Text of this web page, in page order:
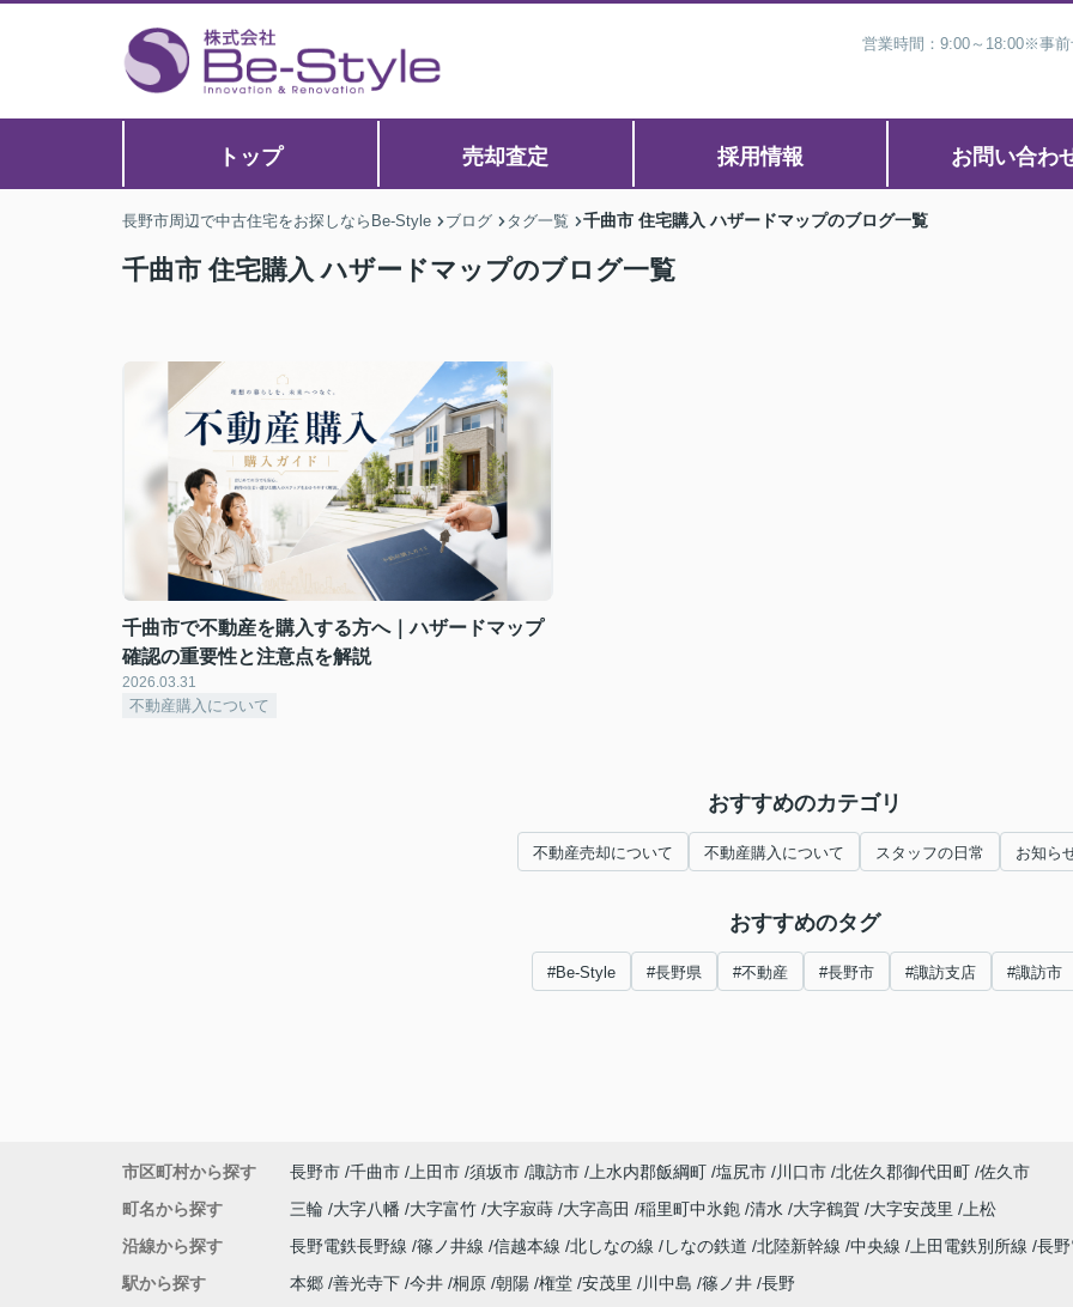
営業時間：9:00～18:00※事
トップ 売却査定 採用情報 お問い合わ
長野市周辺で中古住宅をお探しならBe-Style ブログ タグ一覧 千曲市 住宅購入 ハザードマップのブログ一覧
千曲市 住宅購入 ハザードマップのブログ一覧
千曲市で不動産を購入する方へ｜ハザードマップ
確認の重要性と注意点を解説
2026.03.31
不動産購入について
おすすめのカテゴリ
不動産売却について 不動産購入について スタッフの日常 お知ら
おすすめのタグ
#Be-Style #長野県 #不動産 #長野市 #諏訪支店 #諏訪市
市区町村から探す 長野市 千曲市 上田市 須坂市 諏訪市 上水内郡飯綱町 塩尻市 川口市 北佐久郡御代田町 佐久市
町名から探す
三輪 大字八幡 大字富竹 大字寂蒔 大字高田 稲里町中氷鉋 清水 大字鶴賀 大字安茂里
上松
沿線から探す
長野電鉄長野線 篠ノ井線 信越本線 北しなの線 しなの鉄道 北陸新幹線 中央線 上田電鉄別所線 長
駅から探す
本郷 善光寺下 今井 桐原 朝陽 権堂 安茂里 川中島 篠ノ井 長野